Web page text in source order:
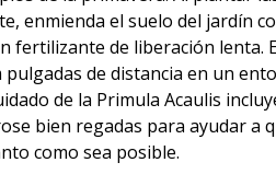
enmienda el suelo del jardín
fertilizante de liberación lenta.
pulgadas de distancia en un
de la Primula Acaulis
bien regadas para ayudar a
como sea posible.